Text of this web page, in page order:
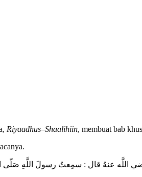
Riyaadhus–Shaalihiin, membuat bab
اللَّه عنهُ قال : سمِعتُ رسولَ اللَّهِ صَلّى